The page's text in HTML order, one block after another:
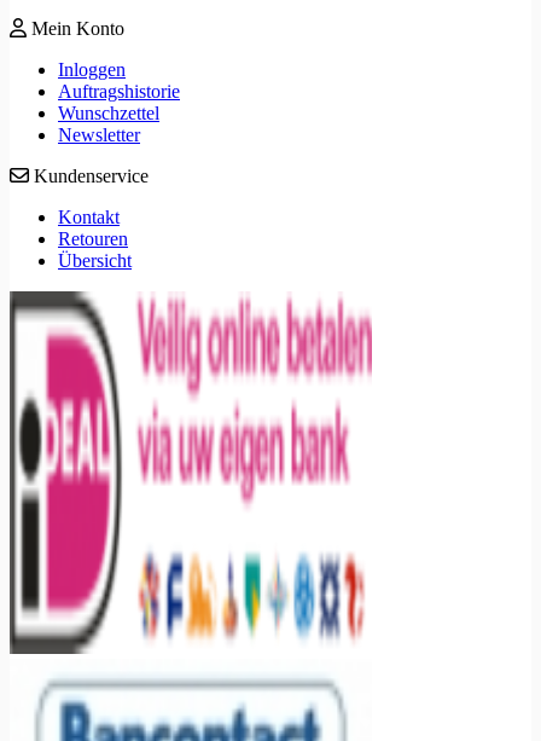
Mein Konto
Inloggen
Auftragshistorie
Wunschzettel
Newsletter
Kundenservice
Kontakt
Retouren
Übersicht